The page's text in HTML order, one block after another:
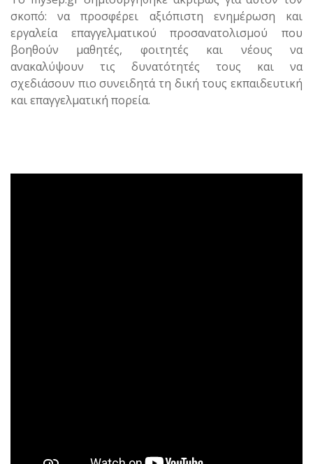
σκοπό:ναπροσφέρει αξιόπιστη ενημέρωση και
εργαλεία επαγγελματικούπροσανατολισμούπου
βοηθούν μαθητές, φοιτητές και νέουςνα
ανακαλύψουν τις δυνατότητές τους και να
σχεδιάσουν πιοσυνειδητάτη δικήτουςεκπαιδευτική
καιεπαγγελματική πορεία.